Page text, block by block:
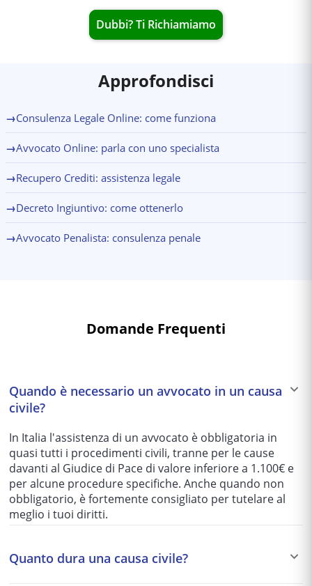
Dubbi? Ti Richiamiamo
Approfondisci
→Consulenza Legale Online: come funziona
→Avvocato Online: parla con uno specialista
→Recupero Crediti: assistenza legale
→Decreto Ingiuntivo: come ottenerlo
→Avvocato Penalista: consulenza penale
Domande Frequenti
Quando è necessario un avvocato in un causa
civile?
In Italia l'assistenza di un avvocato è obbligatoria in
quasi tutti i procedimenti civili, tranne per le cause
davanti al Giudice di Pace di valore inferiore a 1.100€ e
per alcune procedure specifiche. Anche quando non
obbligatorio, è fortemente consigliato per tutelare al
meglio i tuoi diritti.
Quanto dura una causa civile?